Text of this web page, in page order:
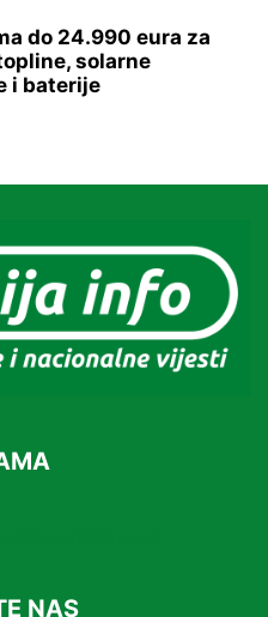
do 24.990 eura za
solarne
i baterije
NAS